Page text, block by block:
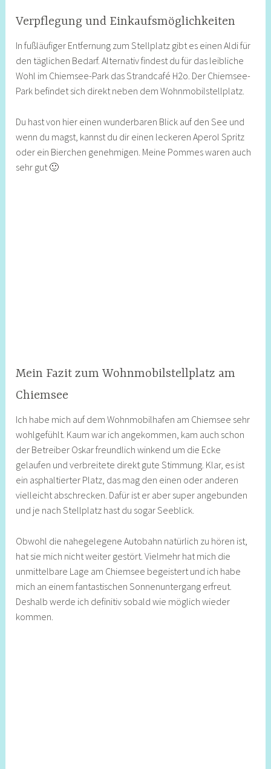
Verpflegung und Einkaufsmöglichkeiten
In fußläufiger Entfernung zum Stellplatz gibt es einen Aldi für
den täglichen Bedarf. Alternativ findest du für das leibliche
Wohl im Chiemsee-Park das Strandcafé H2o. Der Chiemsee-
Park befindet sich direkt neben dem Wohnmobilstellplatz.
Du hast von hier einen wunderbaren Blick auf den See und
wenn du magst, kannst du dir einen leckeren Aperol Spritz
oder ein Bierchen genehmigen. Meine Pommes waren auch
sehr gut 🙂
Mein Fazit zum Wohnmobilstellplatz am
Chiemsee
Ich habe mich auf dem Wohnmobilhafen am Chiemsee sehr
wohlgefühlt. Kaum war ich angekommen, kam auch schon
der Betreiber Oskar freundlich winkend um die Ecke
gelaufen und verbreitete direkt gute Stimmung. Klar, es ist
ein asphaltierter Platz, das mag den einen oder anderen
vielleicht abschrecken. Dafür ist er aber super angebunden
und je nach Stellplatz hast du sogar Seeblick.
Obwohl die nahegelegene Autobahn natürlich zu hören ist,
hat sie mich nicht weiter gestört. Vielmehr hat mich die
unmittelbare Lage am Chiemsee begeistert und ich habe
mich an einem fantastischen Sonnenuntergang erfreut.
Deshalb werde ich definitiv sobald wie möglich wieder
kommen.